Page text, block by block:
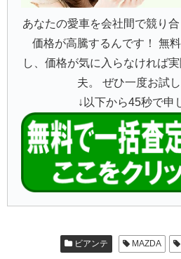
あなたの愛車を会社間で競り
価格が高騰するんです！ 無
し、価格が気に入らなければ
夫。 ぜひ一度お試
↓以下から45秒で申
ビアンテ MAZDA